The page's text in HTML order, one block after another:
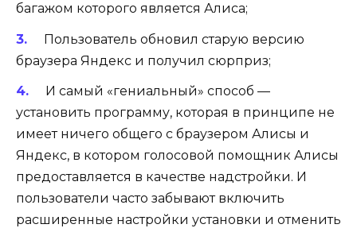
багажом которого является Алиса;
Пользователь обновил старую версию
браузера Яндекс и получил сюрприз;
И самый «гениальный» способ —
установить программу, которая в принципе не
имеет ничего общего с браузером Алисы и
Яндекс, в котором голосовой помощник Алисы
предоставляется в качестве надстройки. И
пользователи часто забывают включить
расширенные настройки установки и отменить